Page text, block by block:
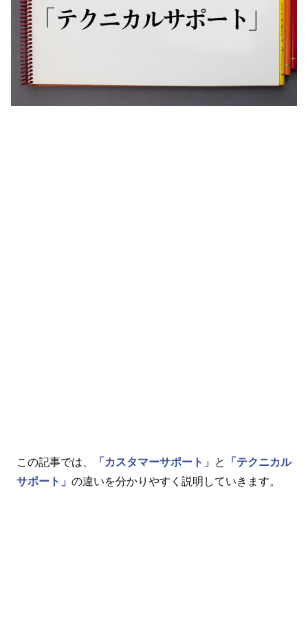
この記事では、 「カスタマーサポート」 と
「テクニカル
サポート」 の違いを分かりやすく説明していきます。